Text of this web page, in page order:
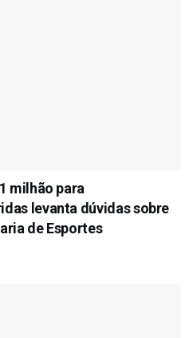
milhão para
levanta dúvidas sobre
de Esportes